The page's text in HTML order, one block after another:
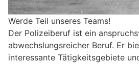
Werde Teil unseres Teams!
Der Polizeiberuf ist ein
abwechslungsreicher Beruf. Er
interessante Tätigkeitsgebiete